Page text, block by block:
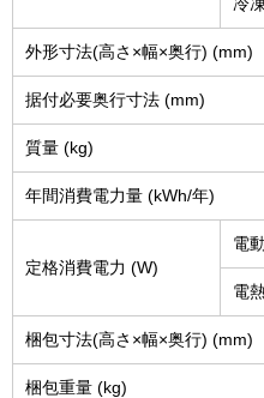
外形寸法(高さ×幅×奥行) (mm)
据付必要奥行寸法 (mm)
質量 (kg)
年間消費電力量 (kWh/年)
定格消費電力 (W)
電
電
梱包寸法(高さ×幅×奥行) (mm)
梱包重量 (kg)